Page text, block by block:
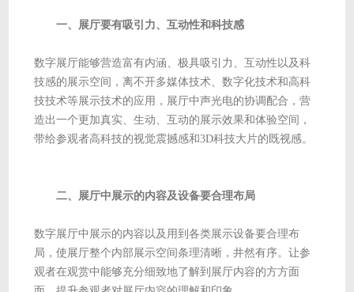
一、展厅要有吸引力、互动性和科技感
数字展厅能够营造富有内涵、极具吸引力、互动性以及科
技感的展示空间，离不开多媒体技术、数字化技术和高科
技技术等展示技术的应用，展厅中声光电的协调配合，营
造出一个更加真实、生动、互动的展示效果和体验空间，
带给参观者高科技的视觉震撼感和3D科技大片的既视感。
二、展厅中展示的内容及设备要合理布局
数字展厅中展示的内容以及用到各类展示设备要合理布
局，使展厅整个内部展示空间条理清晰，井然有序。让参
观者在观赏中能够充分细致地了解到展厅内容的方方面